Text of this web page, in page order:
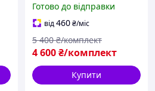
чашею подрібнювачем
20 швидкостей +
турборежим 1000 Вт
Готово до відправки
від460₴/міс
4 600₴/комплект
5 400 ₴/комплект
Купити